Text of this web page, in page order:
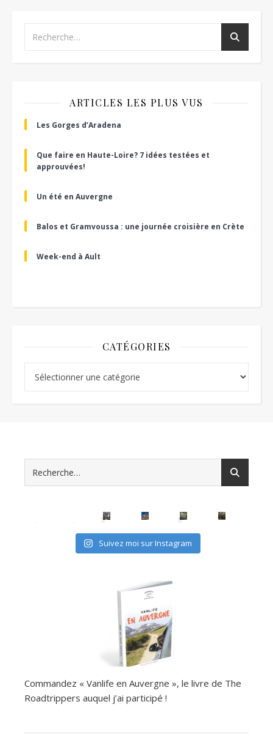
ARTICLES LES PLUS VUS
Les Gorges d’Aradena
Que faire en Haute-Loire? 7 idées testées et
approuvées!
Un été en Auvergne
Balos et Gramvoussa : une journée croisière en Crète
Week-end à Ault
CATÉGORIES
avec les (mini) kids, c'est possible
Suivez moi sur Instagram
Commandez « Vanlife en Auvergne », le livre de The
Roadtrippers auquel j’ai participé !